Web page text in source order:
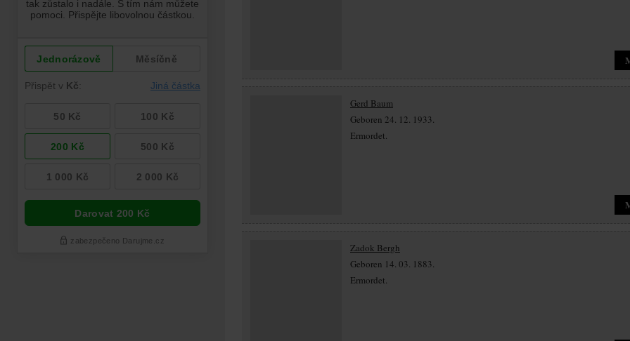
Gerd Baum
Geboren 24. 12. 1933.
Ermordet.
Zadok Bergh
Geboren 14. 03. 1883.
Ermordet.